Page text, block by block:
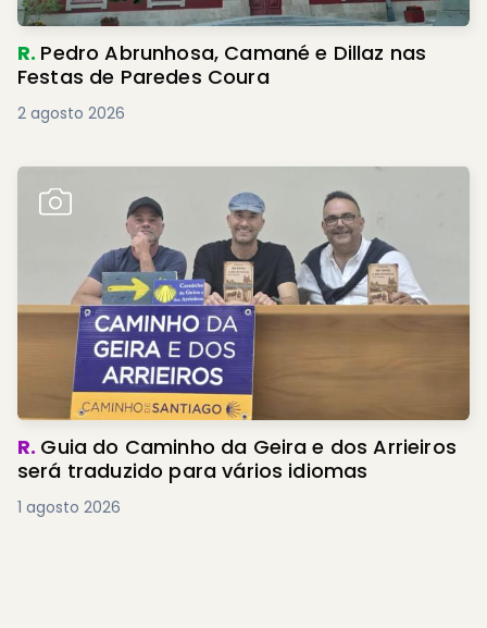
R. Pedro Abrunhosa, Camané e Dillaz nas
Festas de Paredes Coura
2 agosto 2026
R. Guia do Caminho da Geira e dos Arrieiros
será traduzido para vários idiomas
1 agosto 2026